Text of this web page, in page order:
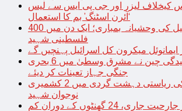
کیخلاف لیزر اور جی پی ایس سے لیس
‘آئرن اسٹنگ’ بم کا استعمال
غزہ پر اسرائیل کی وحشیانہ بمباری؛ ایک دن میں 400
فلسطینی شہید
میکرون کل اسرائیل پہنچیں گے
اسرائیل حماس کشیدگی چین نے مشرق وسطیٰ میں 6 بحری
جنگی جہاز تعینات کر دیئے
بھارتی فوج کی ریاستی دہشت گردی میں 2 کشمیری
نوجوان شہید
اسرائیل کی غزہ پر جارحیت جاری، 24 گھنٹوں کے دوران کم